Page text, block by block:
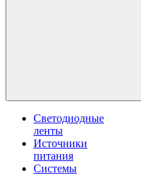
Светодиодные
ленты
Источники
питания
Системы